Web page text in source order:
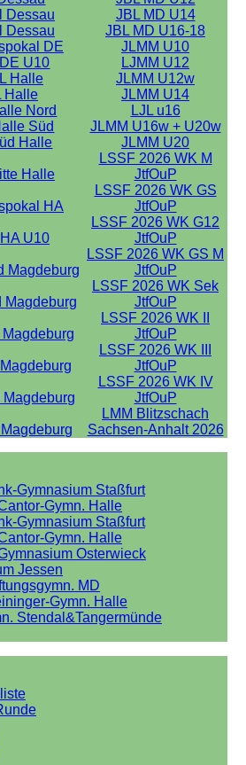
Dessau
JBL MD U14
Dessau
JBL MD U16-18
DE
JLMM U10
U10
LJMM U12
Halle
JLMM U12w
Halle
JLMM U14
Nord
LJL u16
Süd
JLMM U16w + U20w
Halle
JLMM U20
Halle
LSSF 2026 WK M
JtfOuP
HA
LSSF 2026 WK GS
JtfOuP
U10
LSSF 2026 WK G12
JtfOuP
Magdeburg
LSSF 2026 WK GS M
JtfOuP
Magdeburg
LSSF 2026 WK Sek
JtfOuP
Magdeburg
LSSF 2026 WK II
JtfOuP
LSSF 2026 WK III
JtfOuP
Magdeburg
LSSF 2026 WK IV
JtfOuP
LMM Blitzschach
Sachsen-Anhalt 2026
Gymnasium Staßfurt
Gymn. Halle
Gymnasium Staßfurt
Gymn. Halle
Osterwieck
Jessen
MD
Gymn. Halle
Stendal&Tangermünde